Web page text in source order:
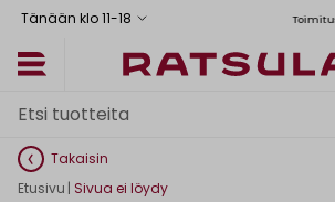
Tänään klo 11-18
Takaisin
Etusivu | Sivua ei löydy